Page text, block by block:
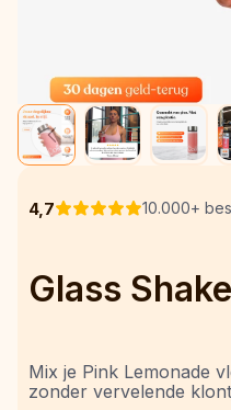
4,7 10.000+
Glass
Mix je Pink Lemonade
zonder vervelende